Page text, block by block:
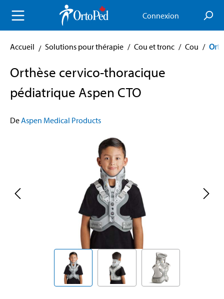
principal Connexion
Accueil Solutions pour thérapie / Cou et tronc / Cou /
Orthèse cervico-thoracique
pédiatrique Aspen CTO
DeAspen Medical Products